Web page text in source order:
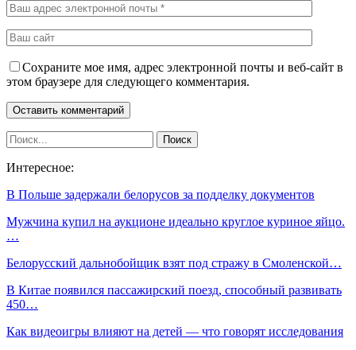
Сохраните мое имя, адрес электронной почты и веб-сайт в
этом браузере для следующего комментария.
Интересное:
В Польше задержали белорусов за подделку документов
Мужчина купил на аукционе идеально круглое куриное яйцо.
…
Белорусский дальнобойщик взят под стражу в Смоленской…
В Китае появился пассажирский поезд, способный развивать
450…
Как видеоигры влияют на детей — что говорят исследования